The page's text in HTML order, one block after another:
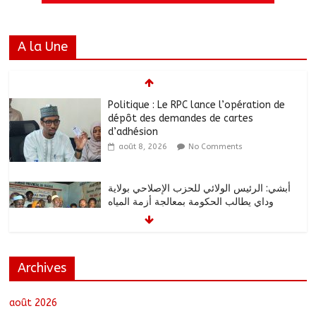
A la Une
Politique : Le RPC lance l’opération de
dépôt des demandes de cartes
d’adhésion
août 8, 2026 No Comments
أبشي: الرئيس الولائي للحزب الإصلاحي بولاية
وداي يطالب الحكومة بمعالجة أزمة المياه
au marché moderne
Archives
août 2026